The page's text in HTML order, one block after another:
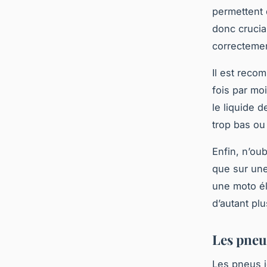
permettent
donc
Il est
fois par
le liquide
trop bas
Enfin,
que sur
une moto
d’autant
Les
Les pneus